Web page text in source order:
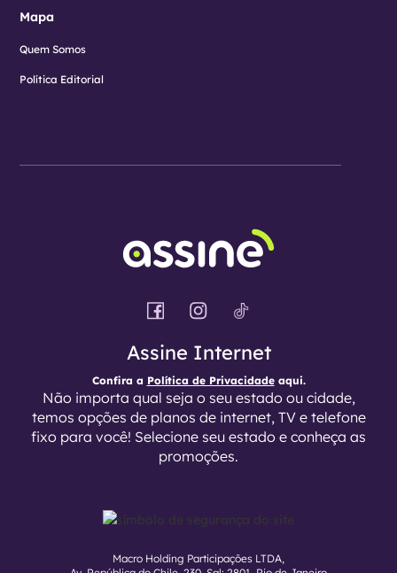
Mapa
Quem Somos
Política Editorial
Assine Internet
Confira a Política de Privacidadeaqui.
Não importa qual seja o seu estado ou cidade,
temos opções de planos de internet, TV e telefone
fixo para você! Selecione seu estado e conheça as
promoções.
Macro Holding Participações LTDA,